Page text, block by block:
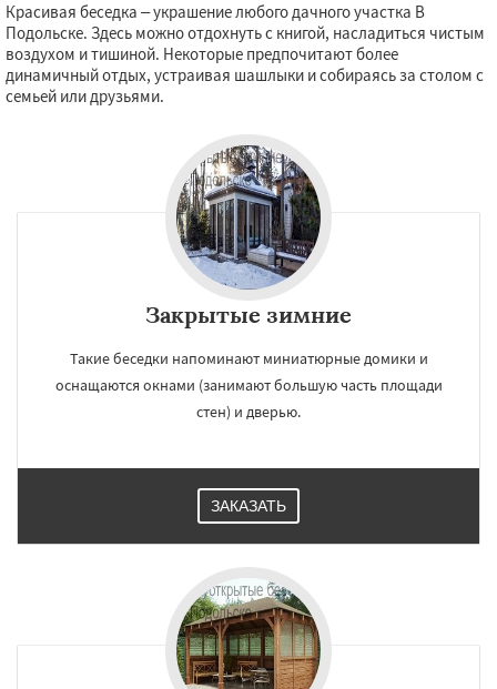
Красивая беседка – украшение любого дачного участка В
Подольске. Здесь можно отдохнуть с книгой, насладиться чистым
воздухом и тишиной. Некоторые предпочитают более
динамичный отдых, устраивая шашлыки и собираясь за столом с
семьей или друзьями.
Закрытые зимние
Такие беседки напоминают миниатюрные домики и
оснащаются окнами (занимают большую часть площади
стен) и дверью.
ЗАКАЗАТЬ